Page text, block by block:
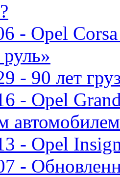
- Opel
- 90 лет
- Opel
автомобилем
- Opel
-